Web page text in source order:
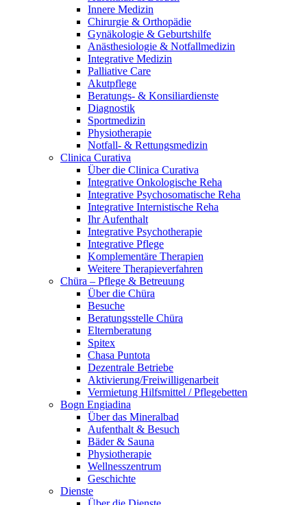
Innere Medizin
Chirurgie & Orthopädie
Gynäkologie & Geburtshilfe
Anästhesiologie & Notfallmedizin
Integrative Medizin
Palliative Care
Akutpflege
Beratungs- & Konsiliardienste
Diagnostik
Sportmedizin
Physiotherapie
Notfall- & Rettungsmedizin
Clinica Curativa
Über die Clinica Curativa
Integrative Onkologische Reha
Integrative Psychosomatische Reha
Integrative Internistische Reha
Ihr Aufenthalt
Integrative Psychotherapie
Integrative Pflege
Komplementäre Therapien
Weitere Therapieverfahren
Chüra – Pflege & Betreuung
Über die Chüra
Besuche
Beratungsstelle Chüra
Elternberatung
Spitex
Chasa Puntota
Dezentrale Betriebe
Aktivierung/Freiwilligenarbeit
Vermietung Hilfsmittel / Pflegebetten
Bogn Engiadina
Über das Mineralbad
Aufenthalt & Besuch
Bäder & Sauna
Physiotherapie
Wellnesszentrum
Geschichte
Dienste